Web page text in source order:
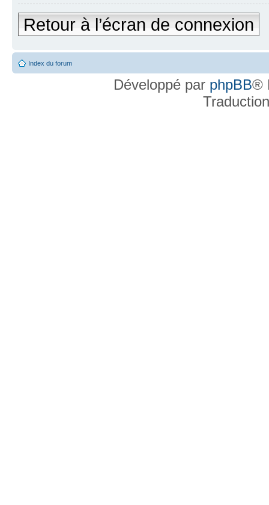
Retour à l’écran de connexion
Index du forum
Développé par phpBB®